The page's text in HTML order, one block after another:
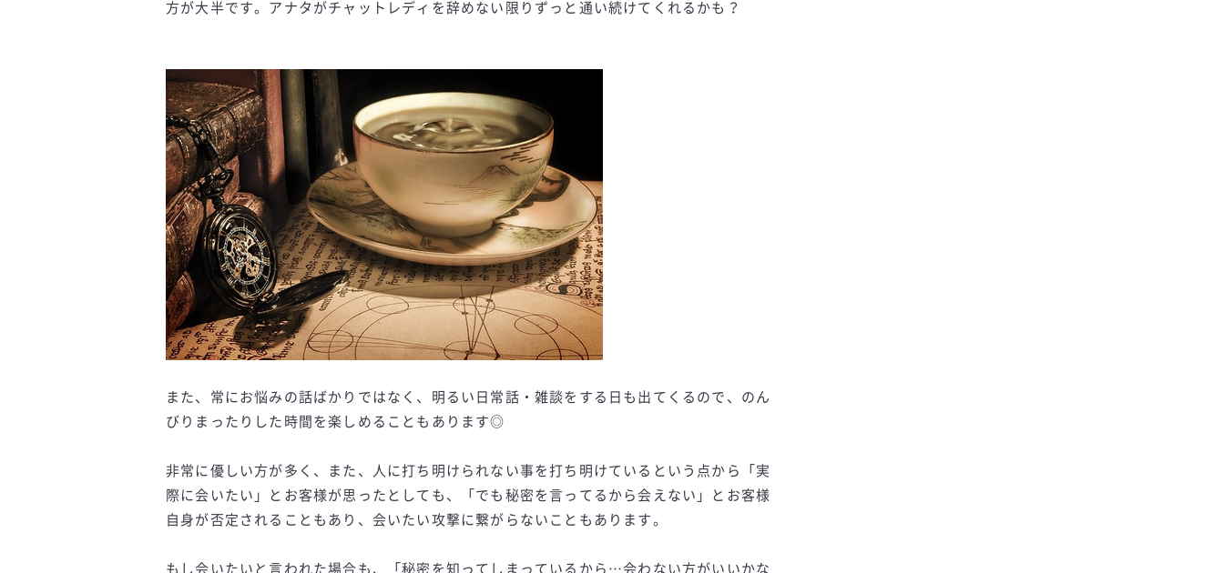
方が大半です。アナタがチャットレディを辞めない限りずっと通い続けてくれるかも？
また、常にお悩みの話ばかりではなく、明るい日常話・雑談をする日も出てくるので、のん
びりまったりした時間を楽しめることもあります◎
非常に優しい方が多く、また、人に打ち明けられない事を打ち明けているという点から「実
際に会いたい」とお客様が思ったとしても、「でも秘密を言ってるから会えない」とお客様
自身が否定されることもあり、会いたい攻撃に繋がらないこともあります。
もし会いたいと言われた場合も、「秘密を知ってしまっているから…会わない方がいいかな